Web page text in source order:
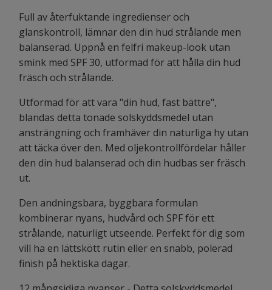
Full av återfuktande ingredienser och
glanskontroll, lämnar den din hud strålande men
balanserad. Uppnå en felfri makeup-look utan
smink med SPF 30, utformad för att hålla din hud
fräsch och strålande.
Utformad för att vara "din hud, fast bättre",
blandas detta tonade solskyddsmedel utan
ansträngning och framhäver din naturliga hy utan
att täcka över den. Med oljekontrollfördelar håller
den din hud balanserad och din hudbas ser fräsch
ut.
Den andningsbara, byggbara formulan
kombinerar nyans, hudvård och SPF för ett
strålande, naturligt utseende. Perfekt för dig som
vill ha en lättskött rutin eller en snabb, polerad
finish på hektiska dagar.